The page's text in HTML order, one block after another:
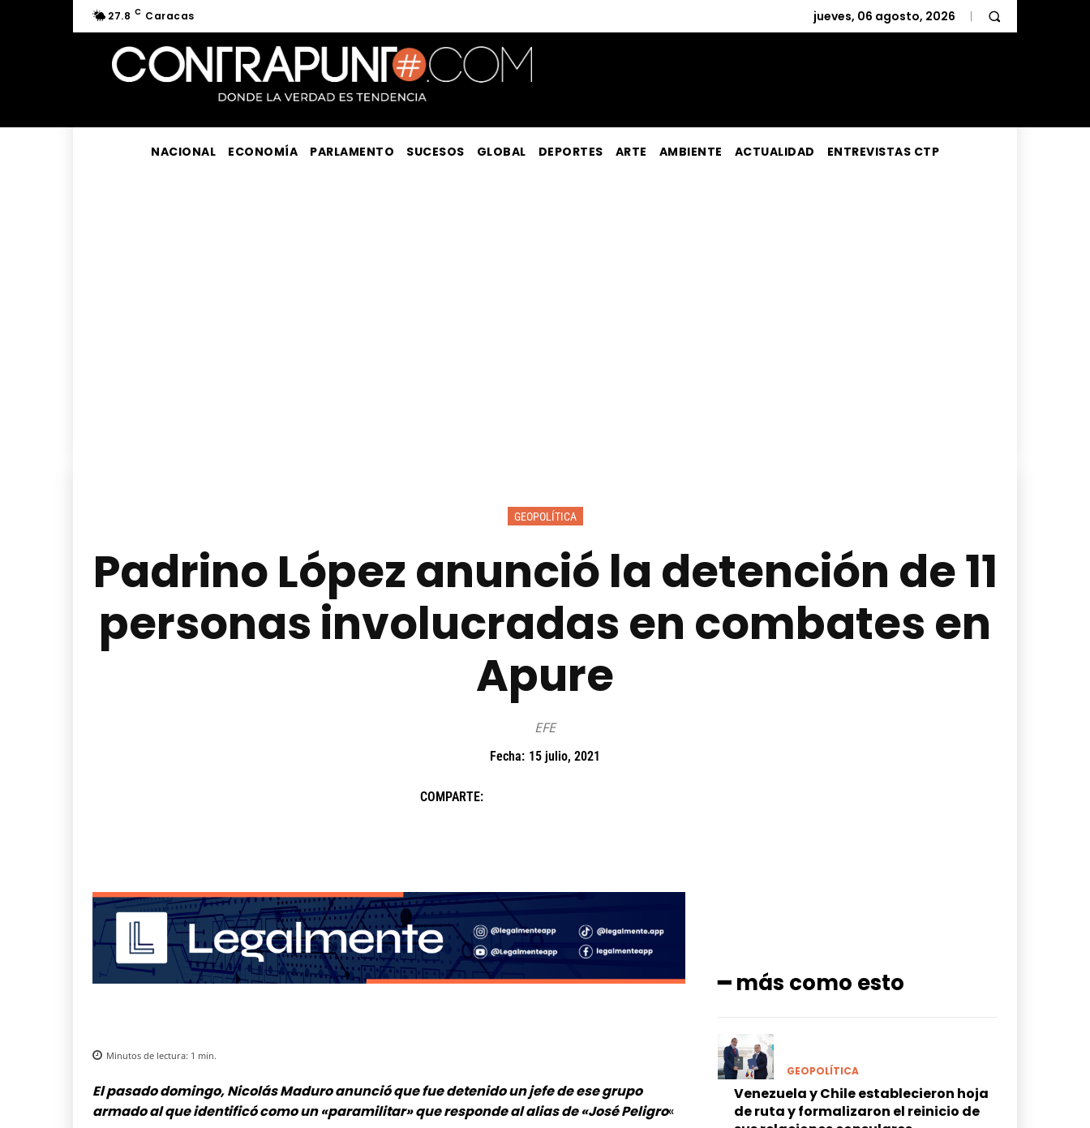
27.8 C Caracas jueves, 06 agosto, 2026
NACIONAL ECONOMÍA PARLAMENTO SUCESOS GLOBAL DEPORTES ARTE AMBIENTE ACTUALIDAD ENTREVISTAS CTP
GEOPOLÍTICA
Padrino López anunció la detención de 11
personas involucradas en combates en
Apure
EFE
Fecha: 15 julio, 2021
COMPARTE:
Minutos de lectura: 1 min.
El pasado domingo, Nicolás Maduro anunció que fue detenido un jefe de ese grupo
armado al que identificó como un «paramilitar» que responde al alias de «José Peligro«
━ más como esto
GEOPOLÍTICA
Venezuela y Chile establecieron hoja
de ruta y formalizaron el reinicio de